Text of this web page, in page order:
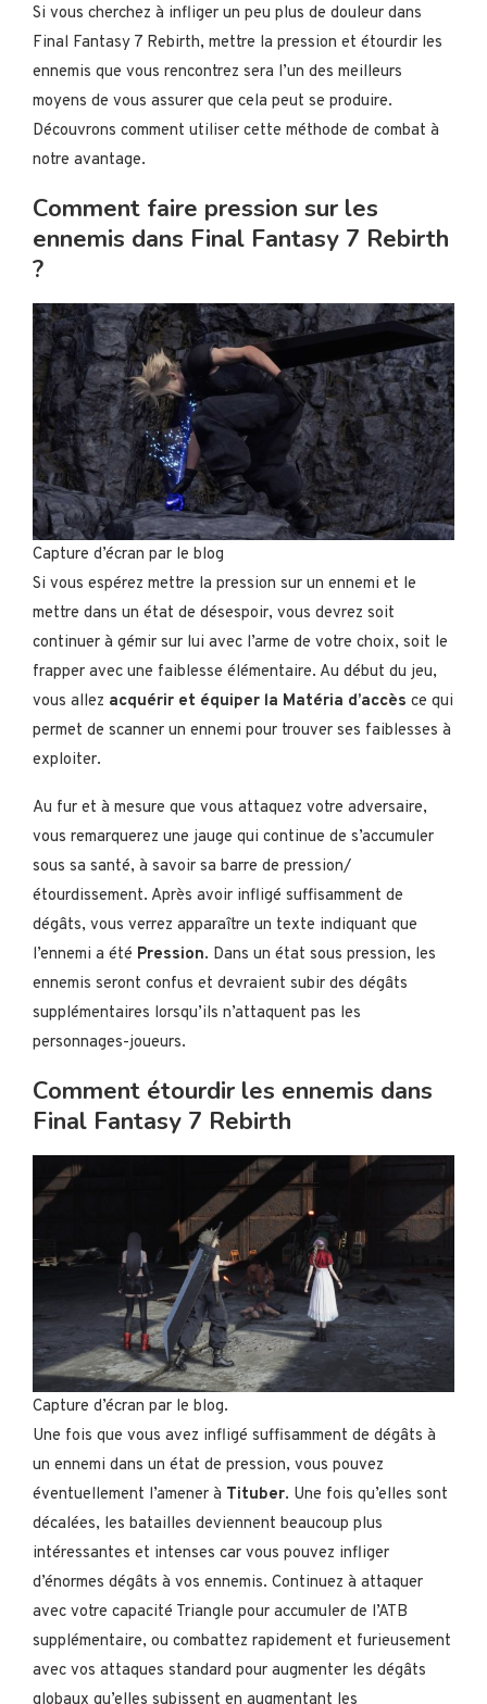
Si vous cherchez à infliger un peu plus de douleur dans
Final Fantasy 7 Rebirth, mettre la pression et étourdir les
ennemis que vous rencontrez sera l’un des meilleurs
moyens de vous assurer que cela peut se produire.
Découvrons comment utiliser cette méthode de combat à
notre avantage.
Comment faire pression sur les
ennemis dans Final Fantasy 7 Rebirth
?
Capture d’écran par le blog
Si vous espérez mettre la pression sur un ennemi et le
mettre dans un état de désespoir, vous devrez soit
continuer à gémir sur lui avec l’arme de votre choix, soit le
frapper avec une faiblesse élémentaire. Au début du jeu,
vous allez acquérir et équiper la Matéria d’accès ce qui
permet de scanner un ennemi pour trouver ses faiblesses à
exploiter.
Au fur et à mesure que vous attaquez votre adversaire,
vous remarquerez une jauge qui continue de s’accumuler
sous sa santé, à savoir sa barre de pression/
étourdissement. Après avoir infligé suffisamment de
dégâts, vous verrez apparaître un texte indiquant que
l’ennemi a été Pression. Dans un état sous pression, les
ennemis seront confus et devraient subir des dégâts
supplémentaires lorsqu’ils n’attaquent pas les
personnages-joueurs.
Comment étourdir les ennemis dans
Final Fantasy 7 Rebirth
Capture d’écran par le blog.
Une fois que vous avez infligé suffisamment de dégâts à
un ennemi dans un état de pression, vous pouvez
éventuellement l’amener à Tituber. Une fois qu’elles sont
décalées, les batailles deviennent beaucoup plus
intéressantes et intenses car vous pouvez infliger
d’énormes dégâts à vos ennemis. Continuez à attaquer
avec votre capacité Triangle pour accumuler de l’ATB
supplémentaire, ou combattez rapidement et furieusement
avec vos attaques standard pour augmenter les dégâts